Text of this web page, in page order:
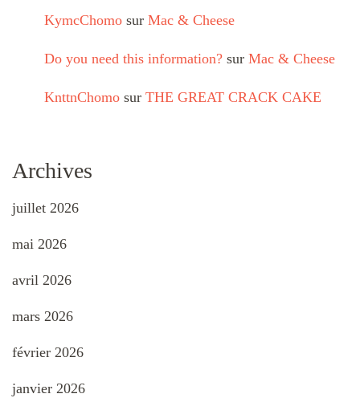
KymcChomo sur Mac & Cheese
Do you need this information? sur Mac & Cheese
KnttnChomo sur THE GREAT CRACK CAKE
Archives
juillet 2026
mai 2026
avril 2026
mars 2026
février 2026
janvier 2026